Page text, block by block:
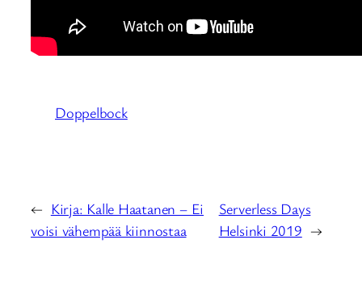
Doppelbock
← Kirja: Kalle Haatanen – Ei
voisi vähempää kiinnostaa
Serverless Days
Helsinki 2019 →